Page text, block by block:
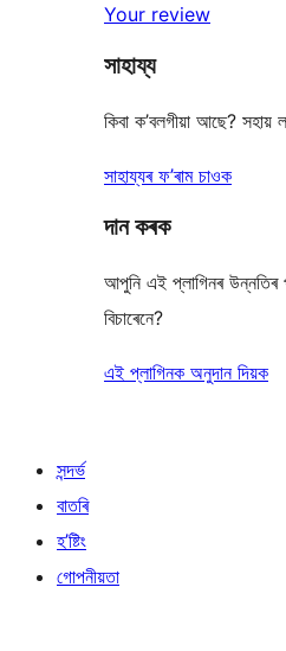
Your review
সাহায্য
কিবা ক’বলগীয়া আছে? সহায়
সাহায্যৰ ফ’ৰাম চাওক
দান কৰক
আপুনি এই প্লাগিনৰ উন্নতিৰ
বিচাৰেনে?
এই প্লাগিনক অনুদান দিয়ক
সন্দৰ্ভ
বাতৰি
হ’ষ্টিং
গোপনীয়তা